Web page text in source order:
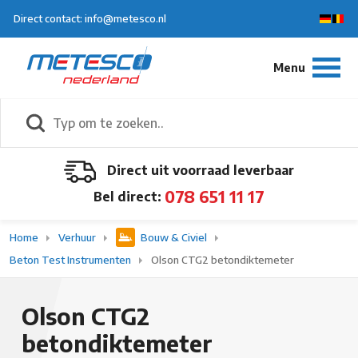
Direct contact: info@metesco.nl
Direct uit voorraad leverbaar
Bel direct: 078 651 11 17
Home Verhuur
Bouw & Civiel
Beton Test Instrumenten
Olson CTG2 betondiktemeter
Olson CTG2
betondiktemeter